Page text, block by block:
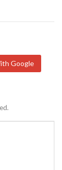
Google